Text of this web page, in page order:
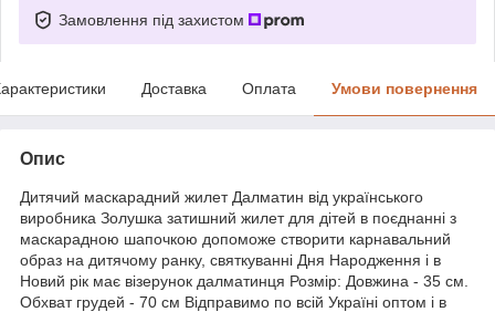
Замовлення під захистом
Доставка Оплата Умови повернення
Опис
Дитячий маскарадний жилет Далматин від українського
виробника Золушка затишний жилет для дітей в поєднанні з
маскарадною шапочкою допоможе створити карнавальний
образ на дитячому ранку, святкуванні Дня Народження і в
Новий рік має візерунок далматинця Розмір: Довжина - 35 см.
Обхват грудей - 70 см Відправимо по всій Україні оптом і в